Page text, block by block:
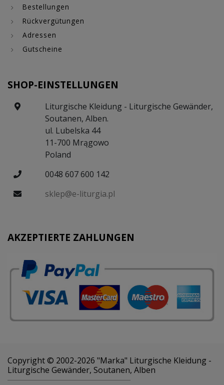
Bestellungen
Rückvergütungen
Adressen
Gutscheine
SHOP-EINSTELLUNGEN
Liturgische Kleidung - Liturgische Gewänder,
Soutanen, Alben.
ul. Lubelska 44
11-700 Mrągowo
Poland
0048 607 600 142
sklep@e-liturgia.pl
AKZEPTIERTE ZAHLUNGEN
Copyright © 2002-2026 "Marka" Liturgische Kleidung -
Liturgische Gewänder, Soutanen, Alben